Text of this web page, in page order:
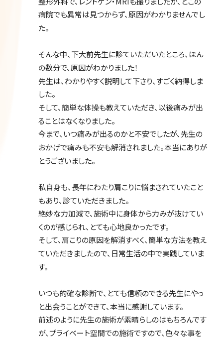
病院でも異常は見つからず、原因がわかりませんでし
た。
そんな中、下大前先生に診ていただいたところ、ほん
の数分で、原因がわかりました！
先生は、わかりやすく説明して下さり、すごく納得しま
した。
そして、簡単な体操も教えていただき、以後痛みが出
ることはなくなりました。
今まで、いつ痛みが出るのかと不安でしたが、先生の
おかげで痛みも不安も解消されました。本当にありが
とうございました。
私自身も、長年にわたり肩こりに悩まされていたこと
もあり、診ていただきました。
絶妙な力加減で、施術中に身体から力みが抜けてい
くのが感じられ、とても心地良かったです。
そして、肩こりの原因を解消すべく、簡単な方法を教え
ていただきましたので、日常生活の中で実践していま
す。
いつも的確な診断で、とても信頼のできる先生にやっ
と出会うことができて、本当に感謝しています。
前述のように先生の施術が素晴らしのはもちろんです
が、プライベート空間での施術ですので、色々な事を